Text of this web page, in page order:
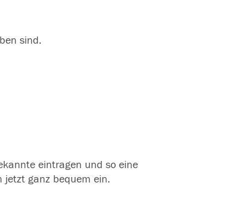
sind.
eintragen und so eine
jetzt ganz bequem ein.